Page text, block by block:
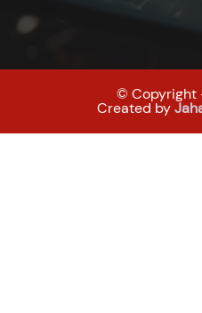
© Copyright
Created by